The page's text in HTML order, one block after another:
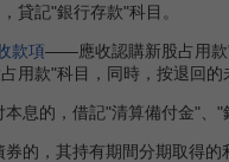
貸記"銀行存款"科目。
款項——應收認購新股占用款
款"科目，同時，按退回
的，借記"清算備付金"、"
，其持有期間分期取得的